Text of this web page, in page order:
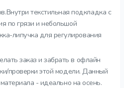
текстильная подкладка с
по грязи и небольшой
липучка для регулирования
заказ и забрать в офлайн
проверки этой модели. Данный
- идеально на осень.